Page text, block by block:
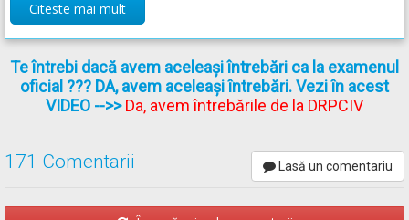
special amenajate sau stabilite şi semnalizate
corespunzător.
[...]
[...]
Citeste mai mult
Te întrebi dacă avem aceleași întrebări ca la examenul
oficial ??? DA, avem aceleași întrebări. Vezi în acest
VIDEO -->>Da, avem întrebările de la DRPCIV
171 Comentarii Lasă un comentariu